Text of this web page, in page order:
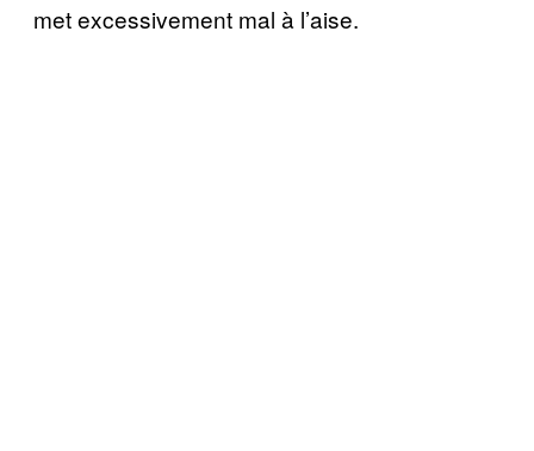
met excessivement mal à l’aise.